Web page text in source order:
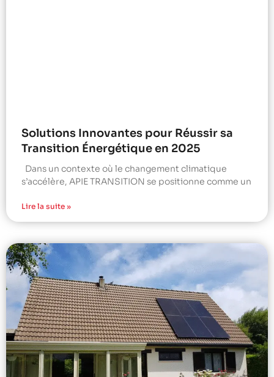
Solutions Innovantes pour Réussir sa
Transition Énergétique en 2025
Dans un contexte où le changement climatique
s’accélère, APIE TRANSITION se positionne comme un
Lire la suite »